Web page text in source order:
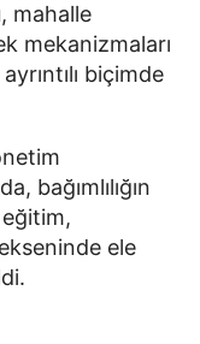
mahalle
mekanizmaları
biçimde
bağımlılığın
ele